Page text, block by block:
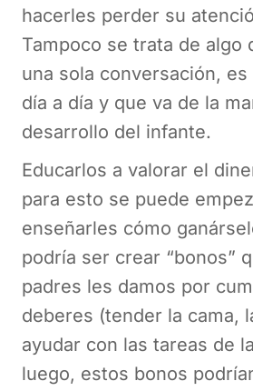
hacerles perder su
Tampoco se trata de algo
una sola conversación,
día a día y que va de la
desarrollo del infante.
Educarlos a valorar el
para esto se puede
enseñarles cómo
podría ser crear “bonos”
padres les damos por
deberes (tender la cama,
ayudar con las tareas de
luego, estos bonos